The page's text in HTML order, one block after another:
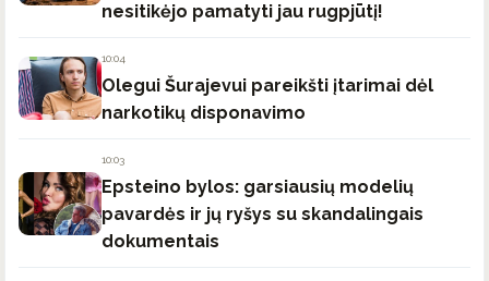
nesitikėjo pamatyti jau rugpjūtį!
10:04
Olegui Šurajevui pareikšti įtarimai dėl
narkotikų disponavimo
10:03
Epsteino bylos: garsiausių modelių
pavardės ir jų ryšys su skandalingais
dokumentais